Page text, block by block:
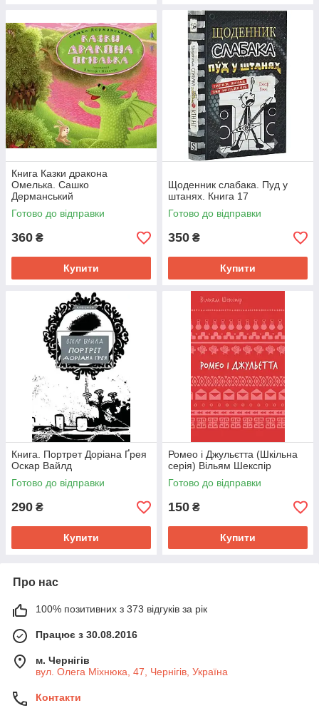
Книга Казки дракона
Омелька. Сашко
Дерманський
Готово до відправки
360 ₴
Купити
Щоденник слабака. Пуд у
штанях. Книга 17
Готово до відправки
350 ₴
Купити
Книга. Портрет Доріана Ґрея
Оскар Вайлд
Готово до відправки
290 ₴
Купити
Ромео і Джульєтта (Шкільна
серія) Вільям Шекспір
Готово до відправки
150 ₴
Купити
Про нас
100% позитивних з 373 відгуків за рік
Працює з 30.08.2016
м. Чернігів
вул. Олега Міхнюка, 47, Чернігів, Україна
Контакти